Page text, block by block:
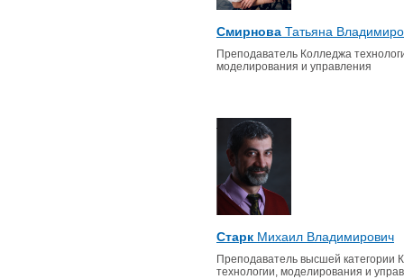
Смирнова Татьяна
Преподаватель Колледжа
моделирования и управления
Старк Михаил Владимирович
Преподаватель высшей категории
технологии, моделирования и